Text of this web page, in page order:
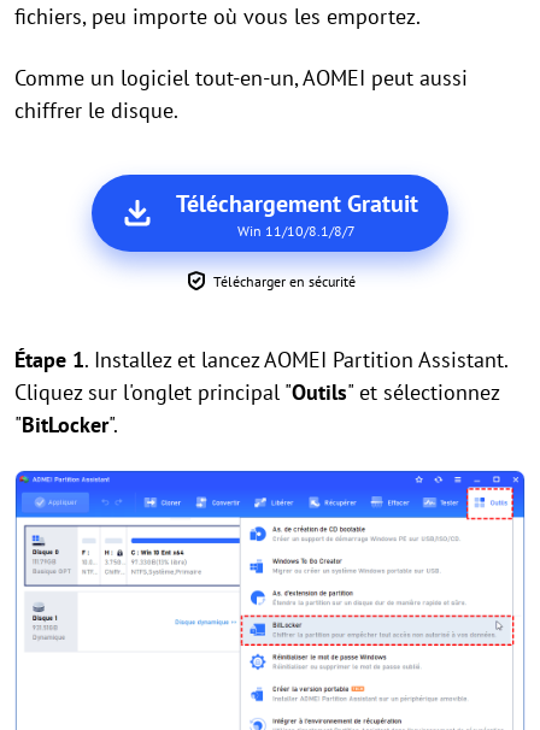
fichiers, peu importe où vous les emportez.
Comme un logiciel tout-en-un, AOMEI peut aussi
chiffrer le disque.
Téléchargement Gratuit
Win 11/10/8.1/8/7
Télécharger en sécurité
Étape 1. Installez et lancez AOMEI Partition Assistant.
Cliquez sur l'onglet principal "Outils" et sélectionnez
"BitLocker".